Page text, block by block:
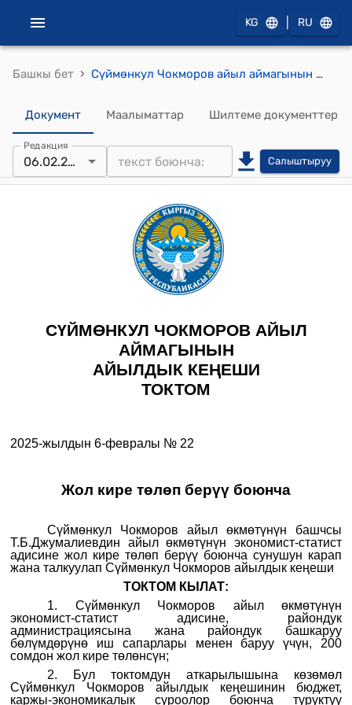
KG RU
Башкы бет › Сүймөнкул Чокморов айыл аймагынын айылдык кеңешинин 2025-жылдын 6-февралындагы № 22 "Жол кире төлөп берүү боюнча" токтому
Документ Маалыматтар Шилтеме документтер
Редакция
06.02.2025 Салыштыруу